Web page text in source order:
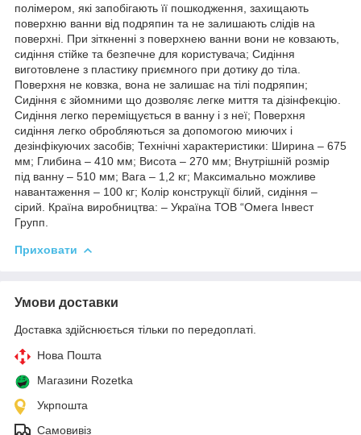
полімером, які запобігають її пошкодження, захищають
поверхню ванни від подряпин та не залишають слідів на
поверхні. При зіткненні з поверхнею ванни вони не ковзають,
сидіння стійке та безпечне для користувача; Сидіння
виготовлене з пластику приємного при дотику до тіла.
Поверхня не ковзка, вона не залишає на тілі подряпин;
Сидіння є зйомними що дозволяє легке миття та дізінфекцію.
Сидіння легко переміщується в ванну і з неї; Поверхня
сидіння легко обробляються за допомогою миючих і
дезінфікуючих засобів; Технічні характеристики: Ширина – 675
мм; Глибина – 410 мм; Висота – 270 мм; Внутрішній розмір
під ванну – 510 мм; Вага – 1,2 кг; Максимально можливе
навантаження – 100 кг; Колір конструкції білий, сидіння –
сірий. Країна виробництва: – Україна ТОВ “Омега Інвест
Групп.
Приховати
Умови доставки
Доставка здійснюється тільки по передоплаті.
Нова Пошта
Магазини Rozetka
Укрпошта
Самовивіз